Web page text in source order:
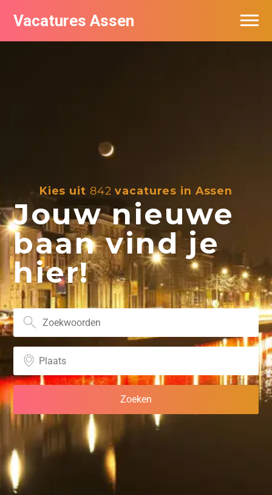
Vacatures Assen
Kies uit 842 vacatures in Assen
Jouw nieuwe
baan vind je
hier!
Vacatures per bedrijf